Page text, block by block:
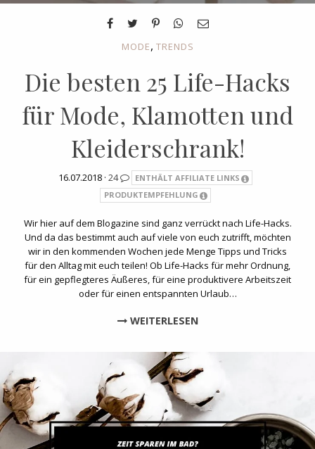
MODE, TRENDS
Die besten 25 Life-Hacks
für Mode, Klamotten und
Kleiderschrank!
16.07.2018 · 24
ENTHÄLT AFFILIATE LINKS
PRODUKTEMPFEHLUNG
Wir hier auf dem Blogazine sind ganz verrückt nach Life-Hacks.
Und da das bestimmt auch auf viele von euch zutrifft, möchten
wir in den kommenden Wochen jede Menge Tipps und Tricks
für den Alltag mit euch teilen! Ob Life-Hacks für mehr Ordnung,
für ein gepflegteres Äußeres, für eine produktivere Arbeitszeit
oder für einen entspannten Urlaub…
WEITERLESEN